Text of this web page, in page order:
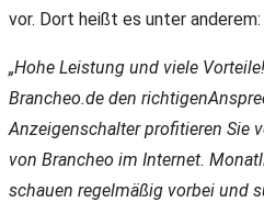
vor. Dort heißt es unter anderem:
„Hohe Leistung und viele
Brancheo.de den richtigen
Anzeigenschalter profitieren Sie
von Brancheo im Internet.
schauen regelmäßig vorbei und